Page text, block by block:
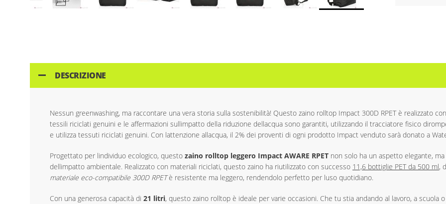
the
images
DESCRIZIONE
Nessun greenwashing, ma raccontare una vera storia sulla sostenibilità! Questo zaino rolltop Impact 300D RPET è realizzato con
tessili riciclati genuini e le affermazioni sullimpatto della riduzione dellacqua sono garantiti, utilizzando il tracciatore fisico
e utilizza tessuti riciclati genuini. Con lattenzione allacqua, il 2% dei proventi di ogni prodotto Impact venduto sarà donato a
Progettato per lindividuo ecologico, questo zaino rolltop leggero Impact AWARE RPET non solo ha un aspetto elegante,
dellimpatto ambientale. Realizzato con materiali riciclati, questo zaino ha riutilizzato con successo 11,6 bottiglie PET da 500 ml,
materiale eco-compatibile 300D RPETè resistente ma leggero, rendendolo perfetto per luso quotidiano.
Con una generosa capacità di 21 litri, questo zaino rolltop è ideale per varie occasioni. Che tu stia andando al lavoro, a scuola